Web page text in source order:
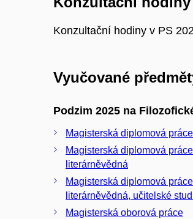
Konzultační hodiny v PS
Vyučované
Podzim 2025 na
Magisterská diplomová práce
Magisterská diplomová
literárněvědná
Magisterská diplomová
literárněvědná, učitelské
Magisterská oborová práce